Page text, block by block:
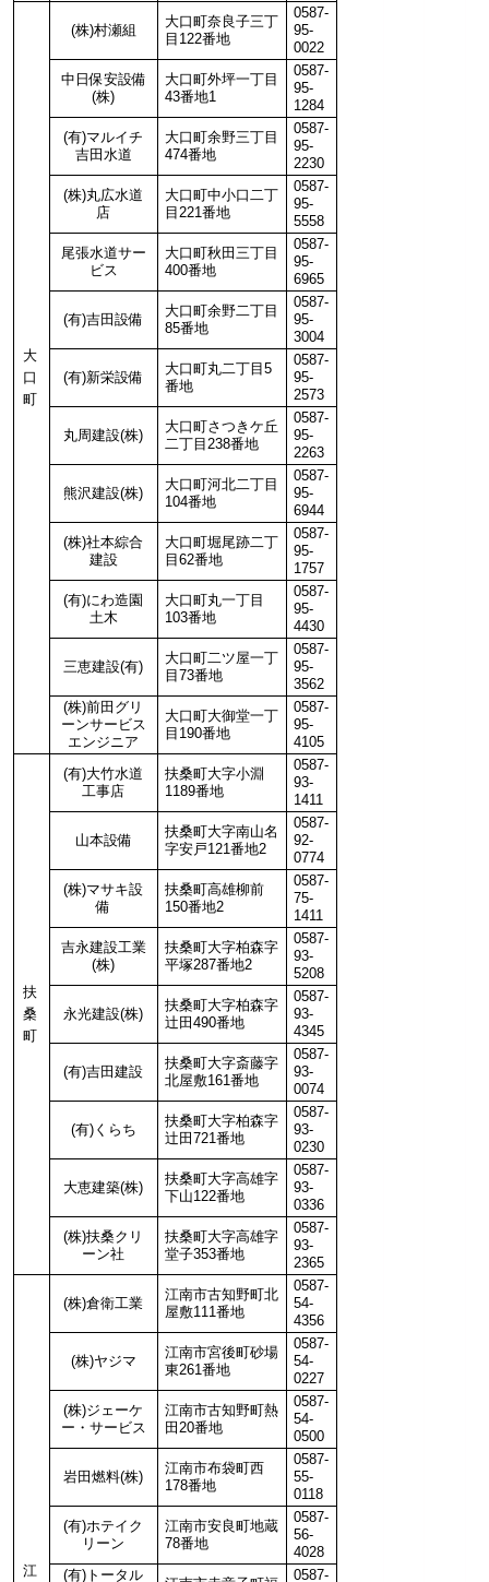
大
口
町
(株)村瀬組
大口町奈良子三丁
目122番地
0587-
95-
0022
中日保安設備
(株)
大口町外坪一丁目
43番地1
0587-
95-
1284
(有)マルイチ
吉田水道
大口町余野三丁目
474番地
0587-
95-
2230
(株)丸広水道
店
大口町中小口二丁
目221番地
0587-
95-
5558
尾張水道サー
ビス
大口町秋田三丁目
400番地
0587-
95-
6965
(有)吉田設備
大口町余野二丁目
85番地
0587-
95-
3004
(有)新栄設備
大口町丸二丁目5
番地
0587-
95-
2573
丸周建設(株)
大口町さつきケ丘
二丁目238番地
0587-
95-
2263
熊沢建設(株)
大口町河北二丁目
104番地
0587-
95-
6944
(株)社本綜合
建設
大口町堀尾跡二丁
目62番地
0587-
95-
1757
(有)にわ造園
土木
大口町丸一丁目
103番地
0587-
95-
4430
三恵建設(有)
大口町二ツ屋一丁
目73番地
0587-
95-
3562
(株)前田グリ
ーンサービス
エンジニア
大口町大御堂一丁
目190番地
0587-
95-
4105
扶
桑
町
(有)大竹水道
工事店
扶桑町大字小淵
1189番地
0587-
93-
1411
山本設備
扶桑町大字南山名
字安戸121番地2
0587-
92-
0774
(株)マサキ設
備
扶桑町高雄柳前
150番地2
0587-
75-
1411
吉永建設工業
(株)
扶桑町大字柏森字
平塚287番地2
0587-
93-
5208
永光建設(株)
扶桑町大字柏森字
辻田490番地
0587-
93-
4345
(有)吉田建設
扶桑町大字斎藤字
北屋敷161番地
0587-
93-
0074
(有)くらち
扶桑町大字柏森字
辻田721番地
0587-
93-
0230
大恵建築(株)
扶桑町大字高雄字
下山122番地
0587-
93-
0336
(株)扶桑クリ
ーン社
扶桑町大字高雄字
堂子353番地
0587-
93-
2365
江
(株)倉衛工業
江南市古知野町北
屋敷111番地
0587-
54-
4356
(株)ヤジマ
江南市宮後町砂場
東261番地
0587-
54-
0227
(株)ジェーケ
ー・サービス
江南市古知野町熱
田20番地
0587-
54-
0500
岩田燃料(株)
江南市布袋町西
178番地
0587-
55-
0118
(有)ホテイク
リーン
江南市安良町地蔵
78番地
0587-
56-
4028
(有)トータル
0587-